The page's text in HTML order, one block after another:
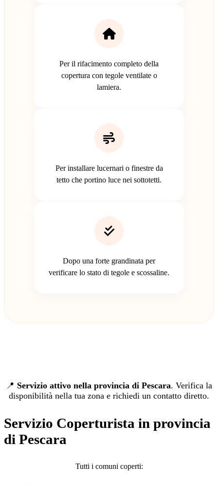
Per il rifacimento completo della
copertura con tegole ventilate o
lamiera.
Per installare lucernari o finestre da
tetto che portino luce nei sottotetti.
Dopo una forte grandinata per
verificare lo stato di tegole e scossaline.
📍 Servizio attivo nella provincia di Pescara. Verifica la
disponibilità nella tua zona e richiedi un contatto diretto.
Servizio Coperturista in provincia
di Pescara
Tutti i comuni coperti: